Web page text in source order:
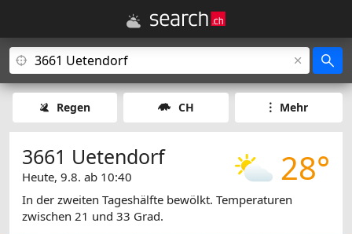
Regen CH Mehr
28°
3661 Uetendorf
Heute, 9.8. ab 10:40
In der zweiten Tageshälfte bewölkt. Temperaturen
zwischen 21 und 33 Grad.